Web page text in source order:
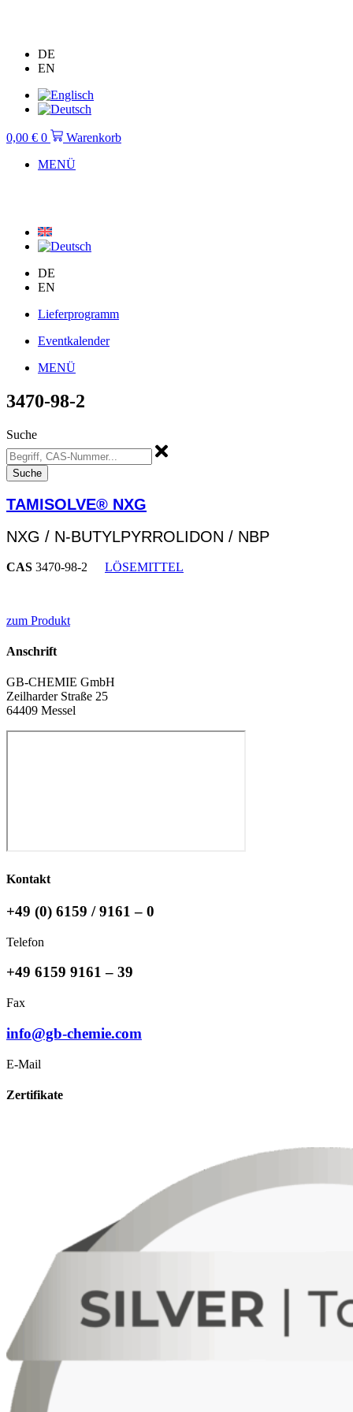
DE
EN
0,00 € 0
Warenkorb
MENÜ
DE
EN
Lieferprogramm
Eventkalender
MENÜ
3470-98-2
Suche
Suche
TAMISOLVE® NXG
NXG / N-BUTYLPYRROLIDON / NBP
CAS 3470-98-2 LÖSEMITTEL
zum Produkt
Anschrift
GB-CHEMIE GmbH
Zeilharder Straße 25
64409 Messel
Kontakt
+49 (0) 6159 / 9161 – 0
Telefon
+49 6159 9161 – 39
Fax
info@gb-chemie.com
E-Mail
Zertifikate